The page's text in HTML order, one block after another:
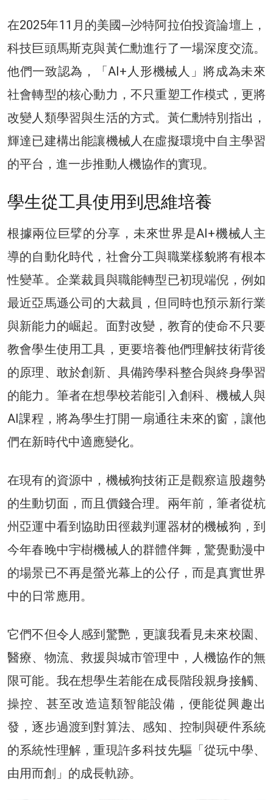
在2025年11月的美國─沙特阿拉伯投資論壇上，
科技巨頭馬斯克與黃仁勳進行了一場深度交流。
他們一致認為，「AI+人形機械人」將成為未來
社會轉型的核心動力，不只重塑工作模式，更將
改變人類學習與生活的方式。黃仁勳特別指出，
輝達已建構出能讓機械人在虛擬環境中自主學習
的平台，進一步推動人機協作的實現。
學生從工具使用到思維培養
根據兩位巨擘的分享，未來世界是AI+機械人主
導的自動化時代，社會分工與職業樣貌將有根本
性變革。企業裁員與職能轉型已初現端倪，例如
最近亞馬遜公司的大裁員，但同時也預示新行業
與新能力的崛起。面對改變，教育的使命不只要
教會學生使用工具，更要培養他們理解技術背後
的原理、敢於創新、具備跨學科整合與終身學習
的能力。筆者在想學校若能引入創科、機械人與
AI課程，將為學生打開一扇通往未來的窗，讓他
們在新時代中適應變化。
在現有的資源中，機械狗技術正是觀察這股趨勢
的生動切面，而且價錢合理。兩年前，筆者從杭
州亞運中看到協助田徑裁判運器材的機械狗，到
今年春晚中宇樹機械人的群體伴舞，驚覺動漫中
的場景已不再是螢光幕上的公仔，而是真實世界
中的日常應用。
它們不但令人感到驚艷，更讓我看見未來校園、
醫療、物流、救援與城市管理中，人機協作的無
限可能。我在想學生若能在成長階段親身接觸、
操控、甚至改造這類智能設備，便能從興趣出
發，逐步過渡到對算法、感知、控制與硬件系統
的系統性理解，重現許多科技先驅「從玩中學、
由用而創」的成長軌跡。